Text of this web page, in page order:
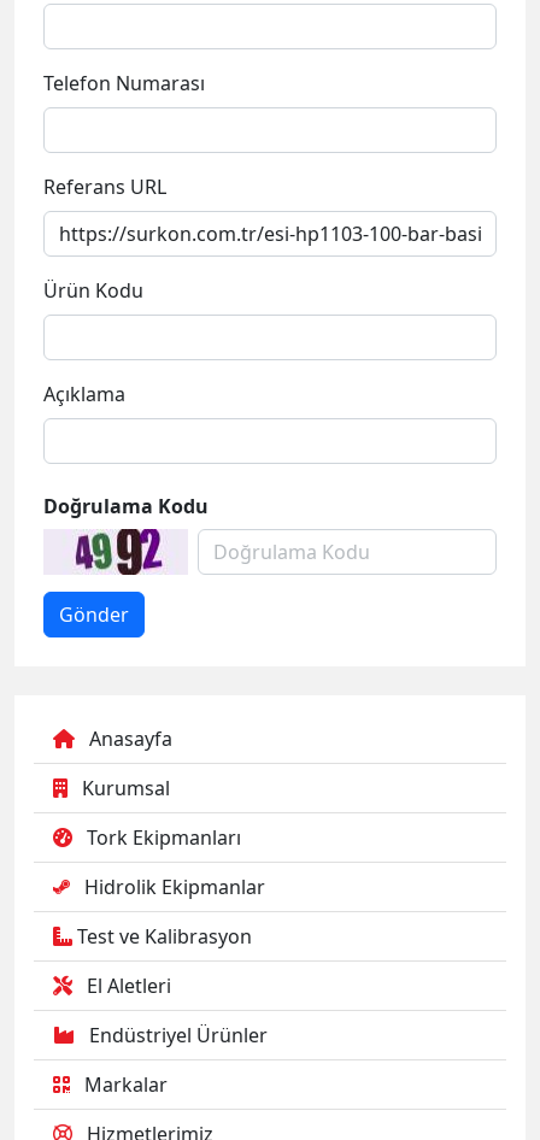
Telefon Numarası
Referans URL
Ürün Kodu
Açıklama
Doğrulama Kodu
Anasayfa
Kurumsal
Tork Ekipmanları
Hidrolik Ekipmanlar
Test ve Kalibrasyon
El Aletleri
Endüstriyel Ürünler
Markalar
Hizmetlerimiz